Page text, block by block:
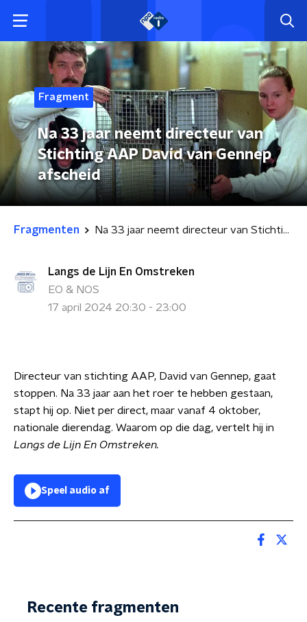
Fragment
Na 33 jaar neemt directeur van
Stichting AAP David van Gennep
afscheid
Fragmenten Na 33 jaar neemt directeur van Stichting AAP David van Gennep afscheid
Langs de Lijn En Omstreken
EO & NOS
17 april 2024 20:30 - 23:00
Directeur van stichting AAP, David van Gennep, gaat
stoppen. Na 33 jaar aan het roer te hebben gestaan,
stapt hij op. Niet per direct, maar vanaf 4 oktober,
nationale dierendag. Waarom op die dag, vertelt hij in
Langs de Lijn En Omstreken.
Speel audio af
Recente fragmenten